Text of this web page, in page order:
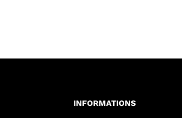
INFORMATIONS